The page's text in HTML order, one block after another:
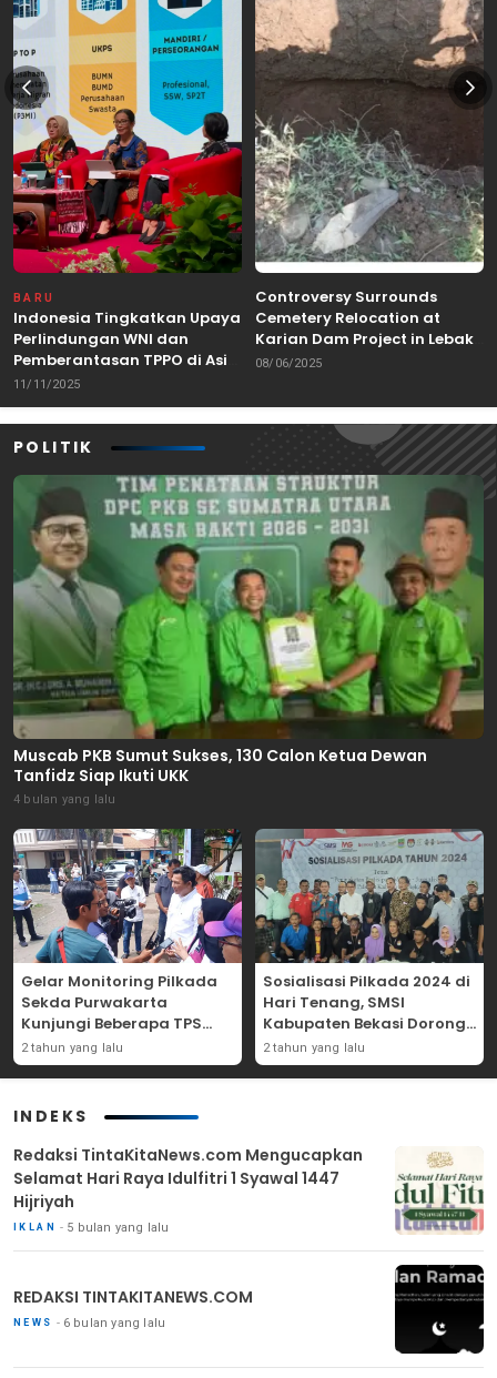
BARU
Indonesia Tingkatkan Upaya
Perlindungan WNI dan
Pemberantasan TPPO di Asia
Tenggara
11/11/2025
Controversy Surrounds
Cemetery Relocation at
Karian Dam Project in Lebak,
Banten
08/06/2025
POLITIK
Muscab PKB Sumut Sukses, 130 Calon Ketua Dewan
Tanfidz Siap Ikuti UKK
4 bulan yang lalu
Gelar Monitoring Pilkada
Sekda Purwakarta
Kunjungi Beberapa TPS
Yang Ada Di Purwakarta
2 tahun yang lalu
Sosialisasi Pilkada 2024 di
Hari Tenang, SMSI
Kabupaten Bekasi Dorong
Angka Partisipasi
Masyarakat
2 tahun yang lalu
INDEKS
Redaksi TintaKitaNews.com Mengucapkan
Selamat Hari Raya Idulfitri 1 Syawal 1447
Hijriyah
IKLAN 5 bulan yang lalu
REDAKSI TINTAKITANEWS.COM
NEWS 6 bulan yang lalu